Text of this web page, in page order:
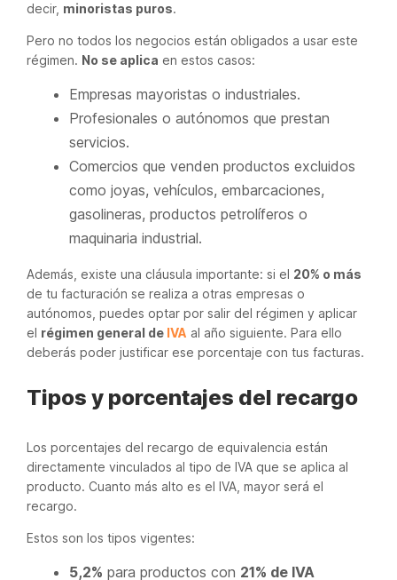
decir, minoristas puros.
Pero no todos los negocios están obligados a usar este
régimen. No se aplica en estos casos:
Empresas mayoristas o industriales.
Profesionales o autónomos que prestan
servicios.
Comercios que venden productos excluidos
como joyas, vehículos, embarcaciones,
gasolineras, productos petrolíferos o
maquinaria industrial.
Además, existe una cláusula importante: si el 20% o más
de tu facturación se realiza a otras empresas o
autónomos, puedes optar por salir del régimen y aplicar
el régimen general de IVA al año siguiente. Para ello
deberás poder justificar ese porcentaje con tus facturas.
Tipos y porcentajes del recargo
Los porcentajes del recargo de equivalencia están
directamente vinculados al tipo de IVA que se aplica al
producto. Cuanto más alto es el IVA, mayor será el
recargo.
Estos son los tipos vigentes:
5,2% para productos con 21% de IVA